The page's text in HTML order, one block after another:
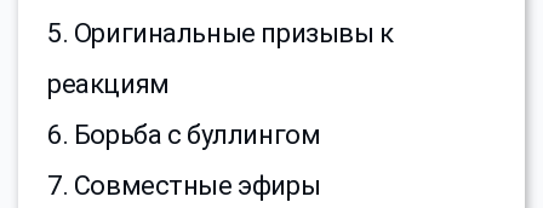
5. Оригинальные призывы к
реакциям
6. Борьба с буллингом
7. Совместные эфиры